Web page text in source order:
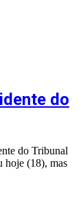
do
do Tribunal
hoje (18), mas